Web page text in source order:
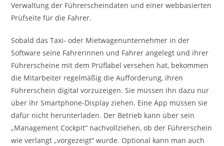
Verwaltung der Führerscheindaten und einer webbasierten
Prüfseite für die Fahrer.
Sobald das Taxi- oder Mietwagenunternehmer in der
Software seine Fahrerinnen und Fahrer angelegt und ihrer
Führerscheine mit dem Prüflabel versehen hat, bekommen
die Mitarbeiter regelmäßig die Aufforderung, ihren
Führerschein digital vorzuzeigen. Sie müssen ihn dazu nur
über ihr Smartphone-Display ziehen. Eine App müssen sie
dafür nicht herunterladen. Der Betrieb kann über sein
„Management Cockpit“ nachvollziehen, ob der Führerschein
wie verlangt „vorgezeigt“ wurde. Optional kann man auch